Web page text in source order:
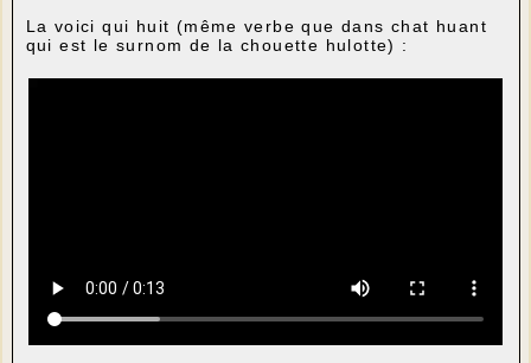
La voici qui huit (même verbe que dans chat huant
qui est le surnom de la chouette hulotte) :